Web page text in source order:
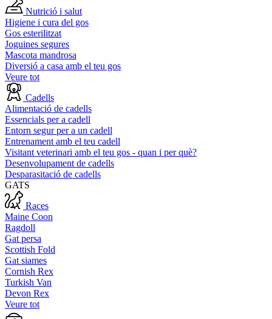
Nutrició i salut
Higiene i cura del gos
Gos esterilitzat
Joguines segures
Mascota mandrosa
Diversió a casa amb el teu gos
Veure tot
Cadells
Alimentació de cadells
Essencials per a cadell
Entorn segur per a un cadell
Entrenament amb el teu cadell
Visitant veterinari amb el teu gos - quan i per què?
Desenvolupament de cadells
Desparasitació de cadells
GATS
Races
Maine Coon
Ragdoll
Gat persa
Scottish Fold
Gat siames
Cornish Rex
Turkish Van
Devon Rex
Veure tot